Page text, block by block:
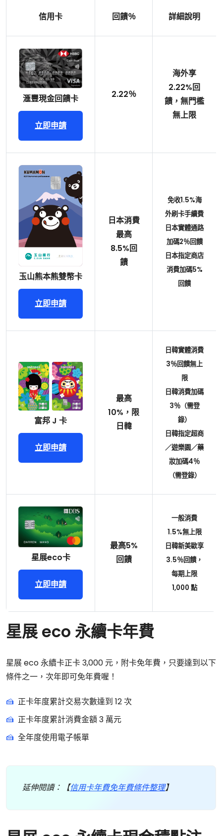
信用卡 回饋％ 詳細說明
滙豐現金回饋卡
立即申請
2.22％
海外享
2.22%回
饋，無門檻
無上限
玉山熊本熊雙幣卡
立即申請
日本消費
最高
8.5%回
饋
免收1.5%海
外刷卡手續費
日本實體通路
加碼2％回饋
日本指定商店
消費加碼5%
回饋
富邦 J 卡
立即申請
最高
10%，限
日韓
日韓實體消費
3％回饋無上
限
日韓消費加碼
3％（需登
錄）
日韓指定超商
／遊樂園／藥
妝加碼4％
（需登錄）
星展eco卡
立即申請
最高5%
回饋
一般消費
1.5%無上限
日韓新美歐享
3.5％回饋，
每期上限
1,000 點
星展 eco 永續卡年費
星展 eco 永續卡正卡 3,000 元，附卡免年費，只要達到以下
條件之一，次年即可免年費喔！
正卡年度累計交易次數達到 12 次
正卡年度累計消費金額 3 萬元
全年度使用電子帳單
延伸閱讀：【信用卡年費免年費條件整理】